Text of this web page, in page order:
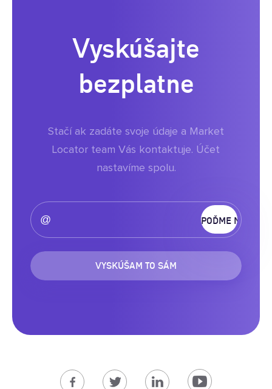
Vyskúšajte
bezplatne
VYSKÚŠAM TO SÁM
Stačí ak zadáte svoje údaje a Market
Locator team Vás kontaktuje. Účet
nastavíme spolu.